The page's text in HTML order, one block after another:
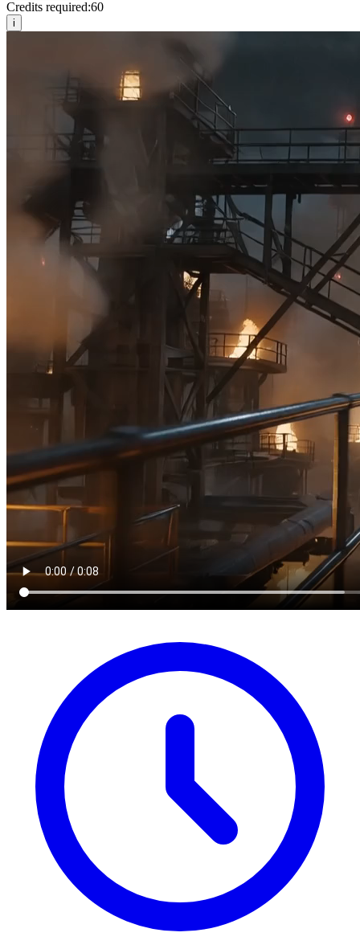
Credits required:60
i